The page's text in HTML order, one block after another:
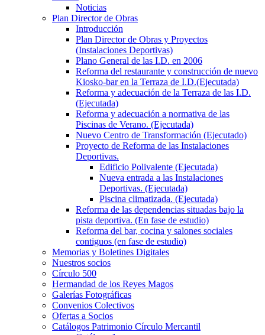
Noticias
Plan Director de Obras
Introducción
Plan Director de Obras y Proyectos
(Instalaciones Deportivas)
Plano General de las I.D. en 2006
Reforma del restaurante y construcción de nuevo
Kiosko-bar en la Terraza de I.D.(Ejecutada)
Reforma y adecuación de la Terraza de las I.D.
(Ejecutada)
Reforma y adecuación a normativa de las
Piscinas de Verano. (Ejecutada)
Nuevo Centro de Transformación (Ejecutado)
Proyecto de Reforma de las Instalaciones
Deportivas.
Edificio Polivalente (Ejecutada)
Nueva entrada a las Instalaciones
Deportivas. (Ejecutada)
Piscina climatizada. (Ejecutada)
Reforma de las dependencias situadas bajo la
pista deportiva. (En fase de estudio)
Reforma del bar, cocina y salones sociales
contiguos (en fase de estudio)
Memorias y Boletines Digitales
Nuestros socios
Círculo 500
Hermandad de los Reyes Magos
Galerías Fotográficas
Convenios Colectivos
Ofertas a Socios
Catálogos Patrimonio Círculo Mercantil